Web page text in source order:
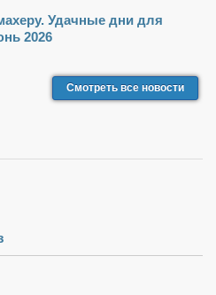
Удачные дни для
2026
Смотреть все новости